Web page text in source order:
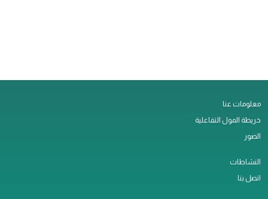
معلومات عنا
خريطة المول التفاعلية
الصور
النشاطات
اتصل بنا